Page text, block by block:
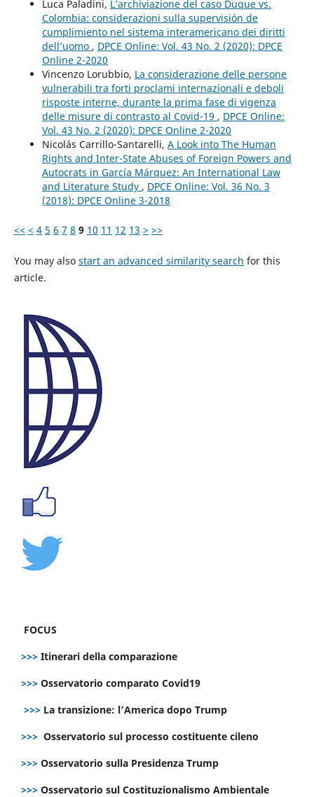
Luca Paladini, L’archiviazione del caso Duque vs.
Colombia: considerazioni sulla supervisión de
cumplimiento nel sistema interamericano dei diritti
dell’uomo , DPCE Online: Vol. 43 No. 2 (2020): DPCE
Online 2-2020
Vincenzo Lorubbio, La considerazione delle persone
vulnerabili tra forti proclami internazionali e deboli
risposte interne, durante la prima fase di vigenza
delle misure di contrasto al Covid-19 , DPCE Online:
Vol. 43 No. 2 (2020): DPCE Online 2-2020
Nicolás Carrillo-Santarelli, A Look into The Human
Rights and Inter-State Abuses of Foreign Powers and
Autocrats in García Márquez: An International Law
and Literature Study , DPCE Online: Vol. 36 No. 3
(2018): DPCE Online 3-2018
<< < 4 5 6 7 8 9 10 11 12 13 > >>
You may also start an advanced similarity search for this
article.
FOCUS
>>> Itinerari della comparazione
>>> Osservatorio comparato Covid19
>>> La transizione: l’America dopo Trump
>>> Osservatorio sul processo costituente cileno
>>> Osservatorio sulla Presidenza Trump
>>> Osservatorio sul Costituzionalismo Ambientale